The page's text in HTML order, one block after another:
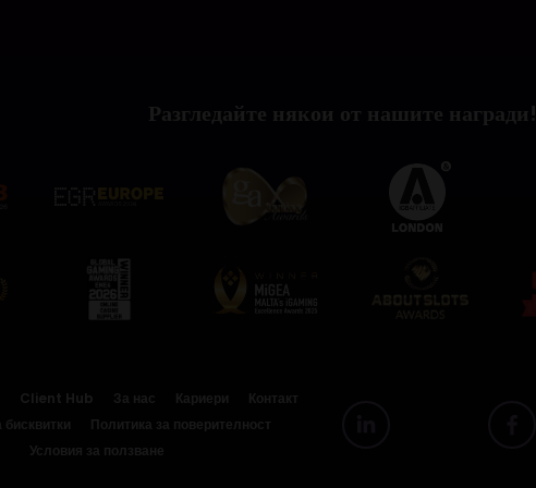
Разгледайте някои от нашите награди!
Client Hub За нас Кариери
Контакт
Политика за поверителност
Условия за ползване